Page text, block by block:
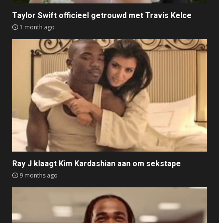
Taylor Swift officieel getrouwd met Travis Kelce
1 month ago
Ray J klaagt Kim Kardashian aan om sekstape
9 months ago